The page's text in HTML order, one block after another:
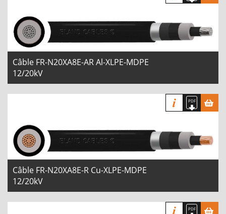
Câble FR-N20XA8E-AR Al-XLPE-MDPE
12/20kV
Câble FR-N20XA8E-R Cu-XLPE-MDPE
12/20kV